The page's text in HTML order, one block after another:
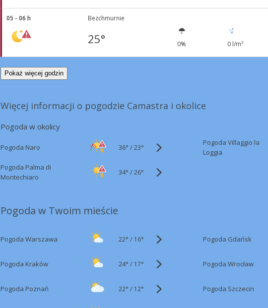
05 - 06 h Bezchmurnie
25° 0% 0 l/m²
Pokaż więcej godzin
Więcej informacji o pogodzie Camastra i okolice
Pogoda w okolicy
Pogoda Naro 36° /23°
Pogoda Villaggio la
Loggia
Pogoda Palma di
Montechiaro
34° /26°
Pogoda w Twoim mieście
Pogoda Warszawa 22° / 16° Pogoda Gdańsk
Pogoda Kraków 24° / 17° Pogoda Wrocław
Pogoda Poznań 22° / 12° Pogoda Szczecin